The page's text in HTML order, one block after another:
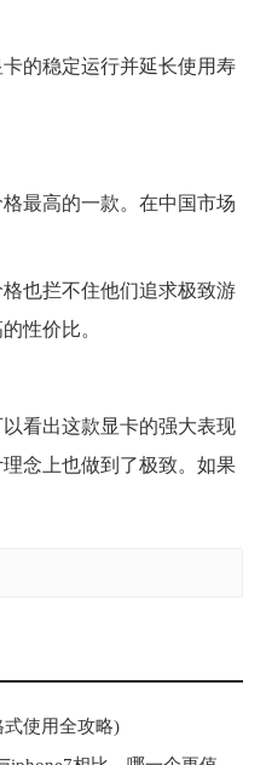
的稳定运行并延长使用寿
最高的一款。在中国市场
也拦不住他们追求极致游
性价比。
看出这款显卡的强大表现
念上也做到了极致。如果
式使用全攻略)